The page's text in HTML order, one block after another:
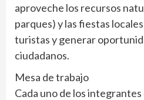
aproveche los recursos
parques) y las fiestas
turistas y generar
ciudadanos.
Mesa de trabajo
Cada uno de los